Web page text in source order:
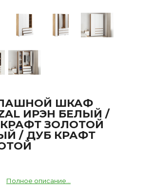
ШКАФ
ИРЭН БЕЛЫЙ /
ЗОЛОТОЙ
/ ДУБ КРАФТ
Полное описание...